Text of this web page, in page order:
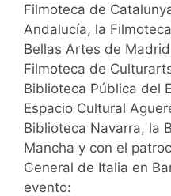
Filmoteca de
Andalucía, la
Bellas Artes de
Filmoteca de
Biblioteca Pública del
Espacio Cultural
Biblioteca Navarra, la
Mancha y con el
General de Italia en
evento: